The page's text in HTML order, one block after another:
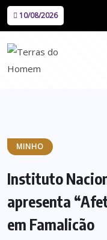
10/08/2026
MINHO
Instituto
apresenta
em Famalicão